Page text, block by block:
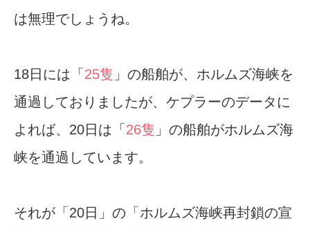
は無理でしょうね。
18日には「 25隻 」の船舶が、ホルムズ海峡を
通過しておりましたが、ケプラーのデータに
よれば、20日は「 26隻 」の船舶がホルムズ海
峡を通過しています。
それが「20日」の「ホルムズ海峡再封鎖の宣